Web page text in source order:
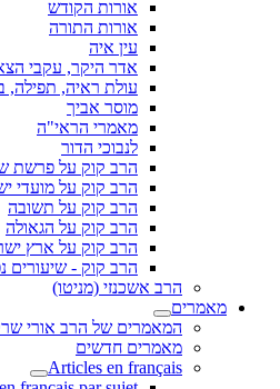
אורות הקודש
אורות התורה
עין איה
אדר היקר, עקבי
עולת ראיה, תפילה,
מוסר אביך
מאמרי הראי"ה
לנבוכי הדור
הרב קוק על פרשת
הרב קוק על מועדי
הרב קוק על תשובה
הרב קוק על הגאולה
הרב קוק על ארץ
הרב קוק - שיעורים
הרב אשכנזי (מניטו)
מאמרים
המאמרים של הרב אורי
מאמרים חדשים
Articles en français